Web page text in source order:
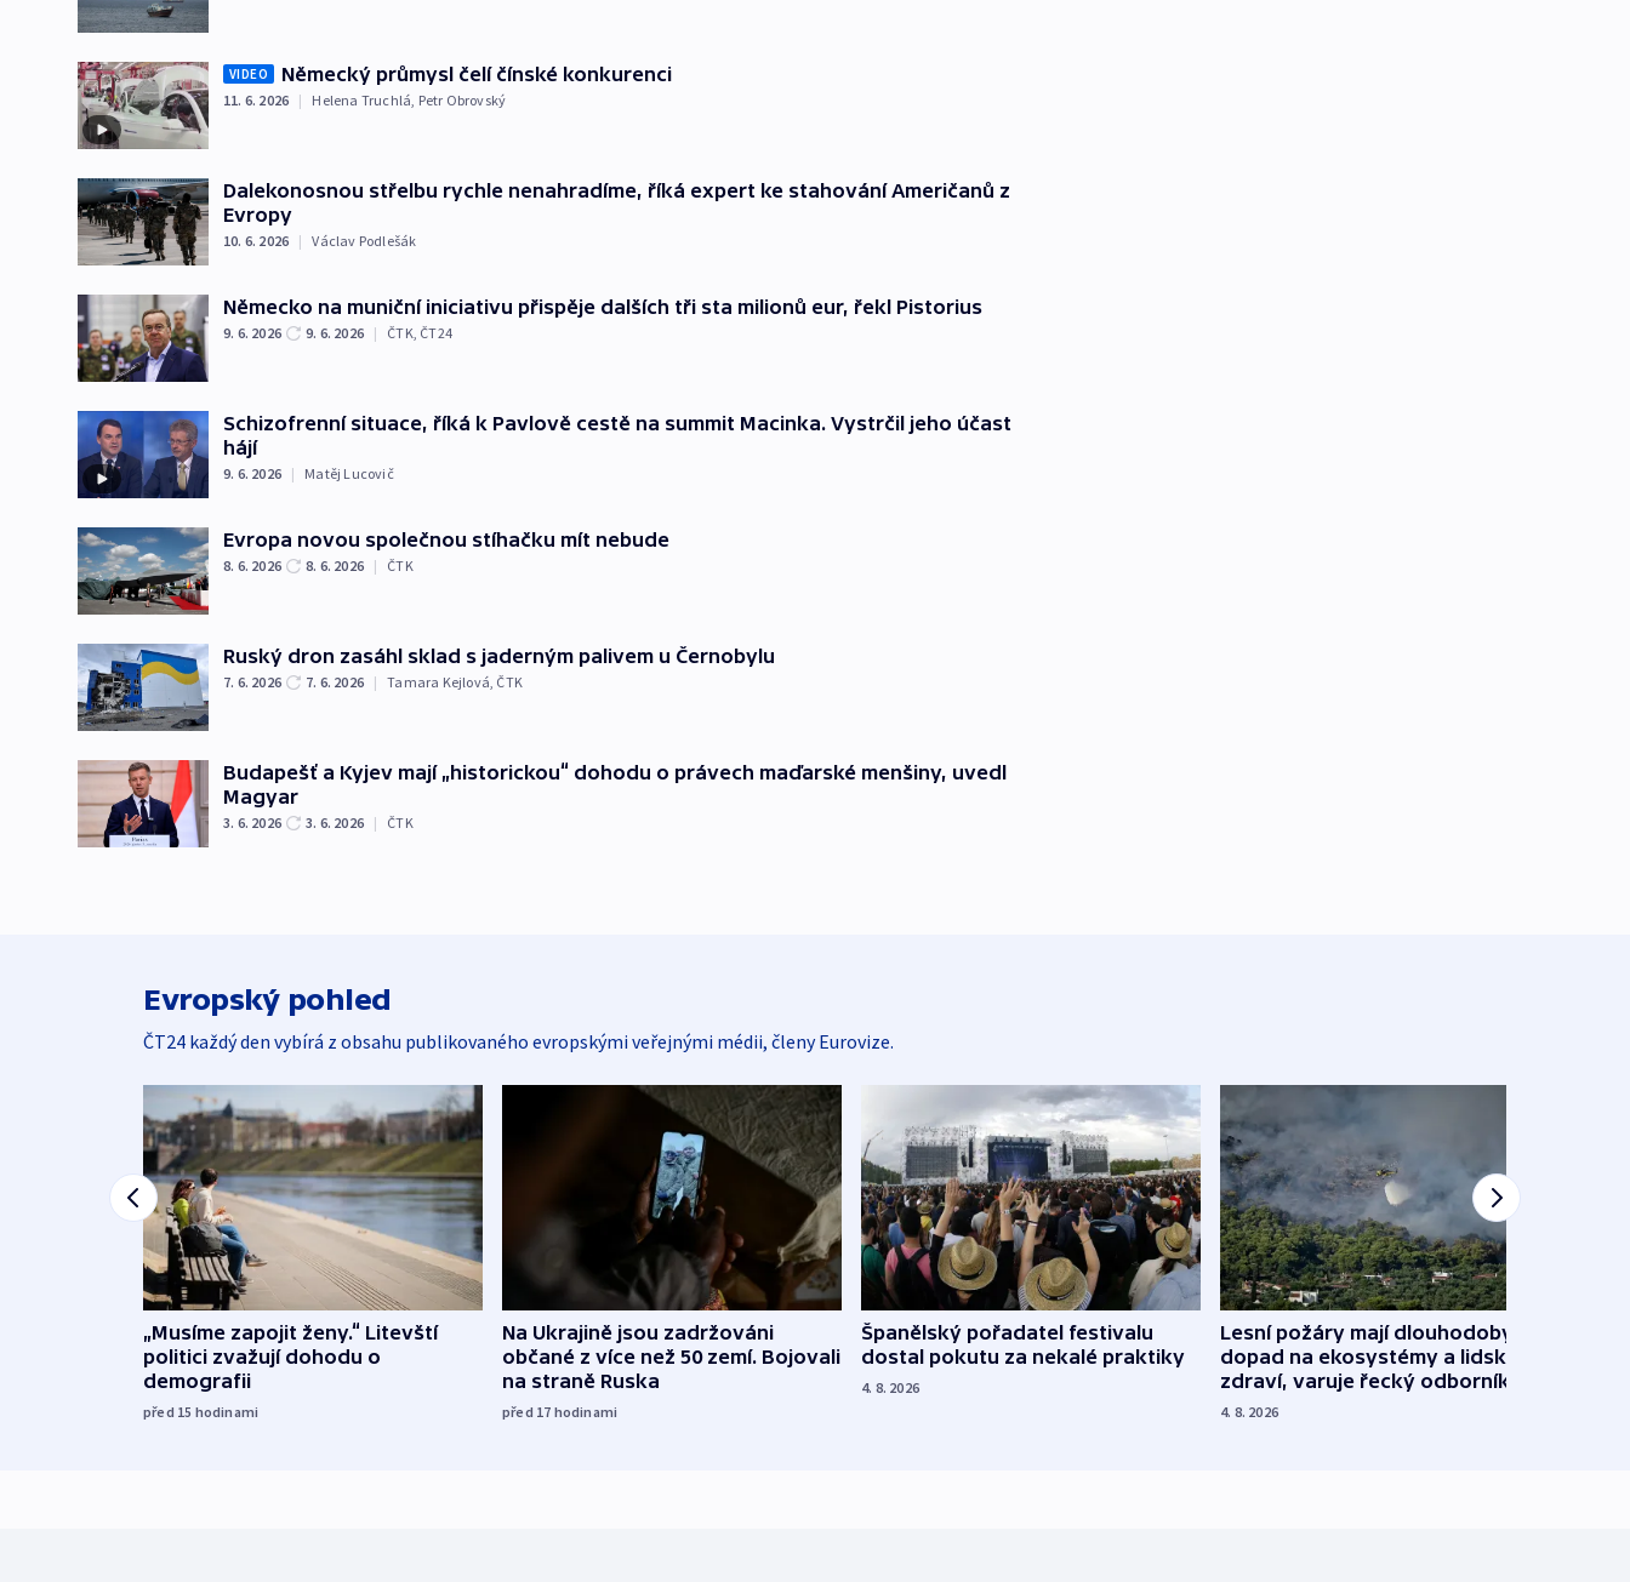
VIDEO Německý průmysl čelí čínské konkurenci
11. 6. 2026 | Helena Truchlá, Petr Obrovský
Dalekonosnou střelbu rychle nenahradíme, říká expert ke stahování Američanů z
Evropy
10. 6. 2026 | Václav Podlešák
Německo na muniční iniciativu přispěje dalších tři sta milionů eur, řekl Pistorius
9. 6. 2026 9. 6. 2026 | ČTK, ČT24
Schizofrenní situace, říká k Pavlově cestě na summit Macinka. Vystrčil jeho účast
hájí
9. 6. 2026 | Matěj Lucovič
Evropa novou společnou stíhačku mít nebude
8. 6. 2026 8. 6. 2026 | ČTK
Ruský dron zasáhl sklad s jaderným palivem u Černobylu
7. 6. 2026 7. 6. 2026 | Tamara Kejlová, ČTK
Budapešť a Kyjev mají „historickou“ dohodu o právech maďarské menšiny, uvedl
Magyar
3. 6. 2026 3. 6. 2026 | ČTK
Evropský pohled
ČT24 každý den vybírá z obsahu publikovaného evropskými veřejnými médii, členy Eurovize.
„Musíme zapojit ženy.“ Litevští
politici zvažují dohodu o
demografii
před 15 hodinami
Na Ukrajině jsou zadržováni
občané z více než 50 zemí. Bojovali
na straně Ruska
před 17 hodinami
Španělský pořadatel festivalu
dostal pokutu za nekalé praktiky
4. 8. 2026
Lesní požáry mají dlouhodobý
dopad na ekosystémy a lidské
zdraví, varuje řecký odborník
4. 8. 2026